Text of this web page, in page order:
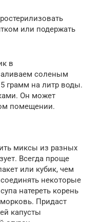
или подержать
в
соленым
грамм на литр воды.
Он может
помещении.
миксы из разных
Всегда проще
или кубик, чем
некоторые
натереть корень
Придаст
капусты